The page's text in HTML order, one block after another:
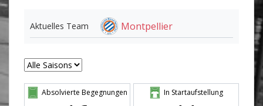
n
t
n
Aktuelles Team Montpellier
Absolvierte Begegnungen In Startaufstellung